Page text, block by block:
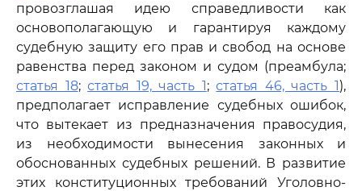
провозглашая идею справедливости как
основополагающую и гарантируя каждому
судебную защиту его прав и свобод на основе
равенства перед законом и судом (преамбула;
статья 18;статья 19, часть 1;статья 46, часть 1),
предполагает исправление судебных ошибок,
что вытекает из предназначения правосудия,
из необходимости вынесения законных и
обоснованных судебных решений. В развитие
этих конституционных требований Уголовно-